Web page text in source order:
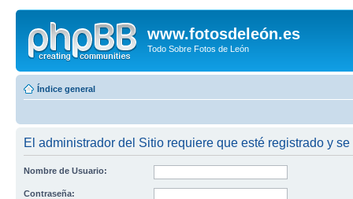
www.fotosdeleón.es
Todo Sobre Fotos de León
Índice general
El administrador del Sitio requiere que esté registrado y
Nombre de Usuario:
Contraseña: